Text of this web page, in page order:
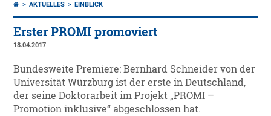
AKTUELLES EINBLICK
Erster PROMI promoviert
18.04.2017
Bundesweite Premiere: Bernhard Schneider von der
Universität Würzburg ist der erste in Deutschland,
der seine Doktorarbeit im Projekt „PROMI –
Promotion inklusive“ abgeschlossen hat.